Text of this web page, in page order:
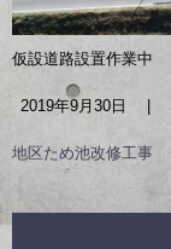
仮設道路設置作業中
2019年9月30日
地区ため池改修工事